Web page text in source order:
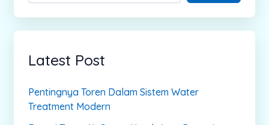
Latest Post
Pentingnya Toren Dalam Sistem Water
Treatment Modern